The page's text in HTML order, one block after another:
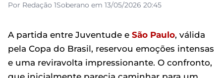
Por Redação 1Soberano em 13/05/2026 20:45
A partida entre Juventude e São Paulo, válida
pela Copa do Brasil, reservou emoções intensas
e uma reviravolta impressionante. O confronto,